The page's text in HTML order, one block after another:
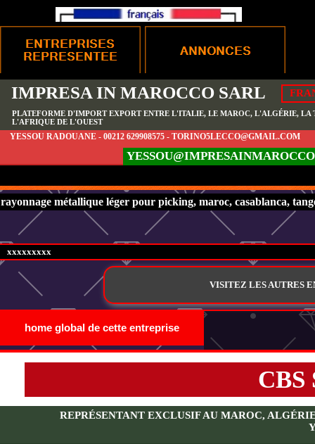
IMPRESA IN MAROCCO SARL
PLATEFORME D'IMPORT EXPORT ENTRE L'ITALIE, LE MAROC, L'ALGÉRIE, LA
L'AFRIQUE DE L'OUEST
YESSOU RADOUANE - 00212 629908575 - TORINO5LECCO@GMAIL.COM
rayonnage métallique léger pour picking, maroc, casablanca,
xxxxxxxxx
VISITEZ LES AUTRES
home global de cette entreprise
CBS
REPRÉSENTANT EXCLUSIF AU MAROC,